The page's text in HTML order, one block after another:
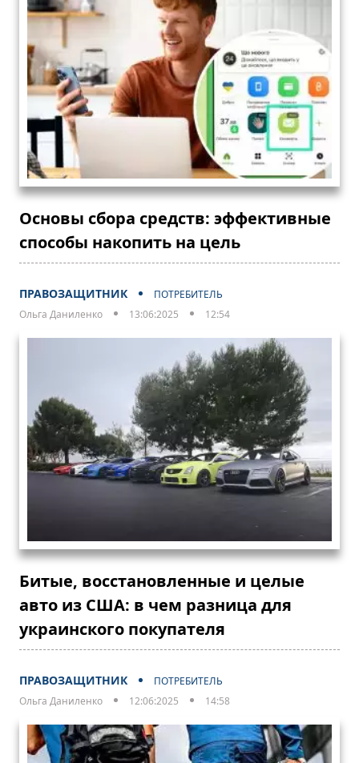
Основы сбора средств: эффективные
способы накопить на цель
ПРАВОЗАЩИТНИК
ПОТРЕБИТЕЛЬ
Ольга Даниленко
13:06:2025 12:54
Битые, восстановленные и целые
авто из США: в чем разница для
украинского покупателя
ПРАВОЗАЩИТНИК
ПОТРЕБИТЕЛЬ
Ольга Даниленко
12:06:2025 14:58